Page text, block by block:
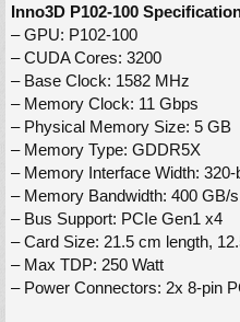
Inno3D P102-100
– GPU: P102-100
– CUDA Cores: 3200
– Base Clock: 1582 MHz
– Memory Clock: 11 Gbps
– Physical Memory Size: 5 GB
– Memory Type: GDDR5X
– Memory Interface Width: 320-
– Memory Bandwidth: 400 GB/s
– Bus Support: PCIe Gen1 x4
– Card Size: 21.5 cm length,
– Max TDP: 250 Watt
– Power Connectors: 2x 8-pin